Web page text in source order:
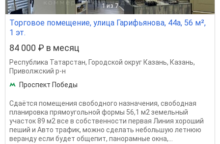
1 из 7
Торговое помещение, улица Гарифьянова, 44а, 56 м²,
1 эт.
84 000 ₽ в месяц
Республика Татарстан, Городской округ Казань, Казань,
Приволжский р-н
Проспект Победы
Сдаётся помещения свободного назначения, свободная
планировка прямоугольной формы 56,1 м2 земельный
участок 89 м2 все в собственности первая Линия хороший
пеший и Авто трафик, можно сделать небольшую летнюю
веранду если будет общепит, панорамные окна,...